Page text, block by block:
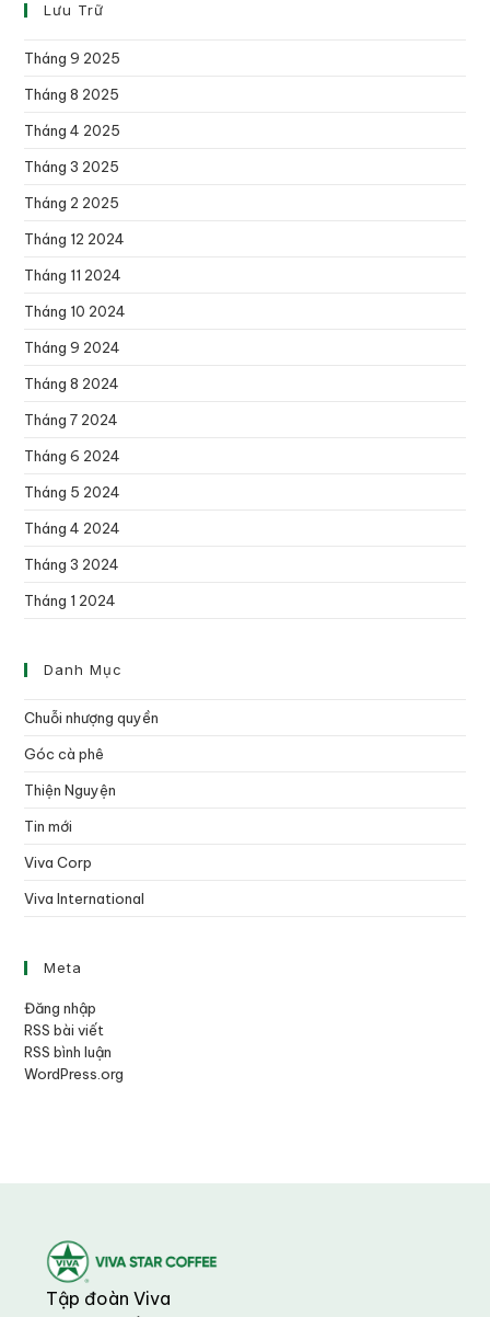
Lưu Trữ
Tháng 9 2025
Tháng 8 2025
Tháng 4 2025
Tháng 3 2025
Tháng 2 2025
Tháng 12 2024
Tháng 11 2024
Tháng 10 2024
Tháng 9 2024
Tháng 8 2024
Tháng 7 2024
Tháng 6 2024
Tháng 5 2024
Tháng 4 2024
Tháng 3 2024
Tháng 1 2024
Danh Mục
Chuỗi nhượng quyền
Góc cà phê
Thiện Nguyện
Tin mới
Viva Corp
Viva International
Meta
Đăng nhập
RSS bài viết
RSS bình luận
WordPress.org
Tập đoàn Viva